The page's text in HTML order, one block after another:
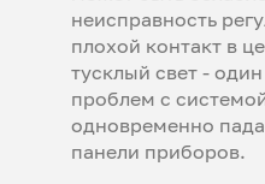
неисправность
плохой контакт в
тусклый свет -
проблем с
одновременно
панели приборов.